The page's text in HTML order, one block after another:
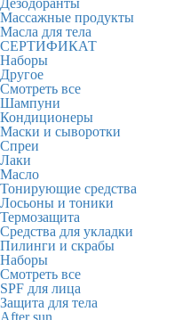
Дезодоранты
Массажные продукты
Масла для тела
СЕРТИФИКАТ
Наборы
Другое
Смотреть все
Шампуни
Кондиционеры
Маски и сыворотки
Спреи
Лаки
Масло
Тонирующие средства
Лосьоны и тоники
Термозащита
Средства для укладки
Пилинги и скрабы
Наборы
Смотреть все
SPF для лица
Защита для тела